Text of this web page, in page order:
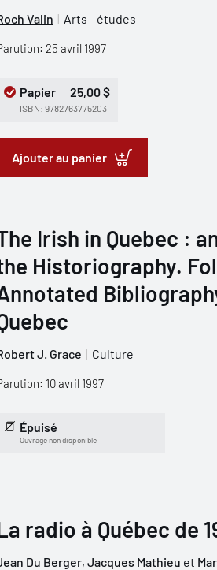
Valin Arts - études
25 avril 1997
Papier 25,00 $
ISBN: 9782763775203
Ajouter au panier
Irish in Quebec :
Historiography.
J. Grace Culture
10 avril 1997
Épuisé
Ouvrage non disponible
radio à Québec de
Du Berger, Jacques Mathieu et